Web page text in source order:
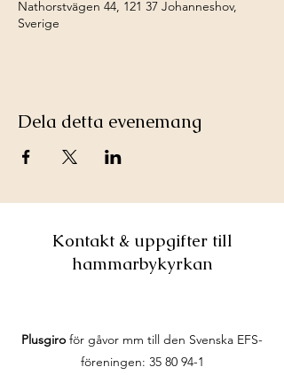
Nathorstvägen 44, 121 37 Johanneshov,
Sverige
Dela detta evenemang
Kontakt & uppgifter till
hammarbykyrkan
Plusgiro för gåvor mm till den Svenska EFS-
föreningen: 35 80 94-1